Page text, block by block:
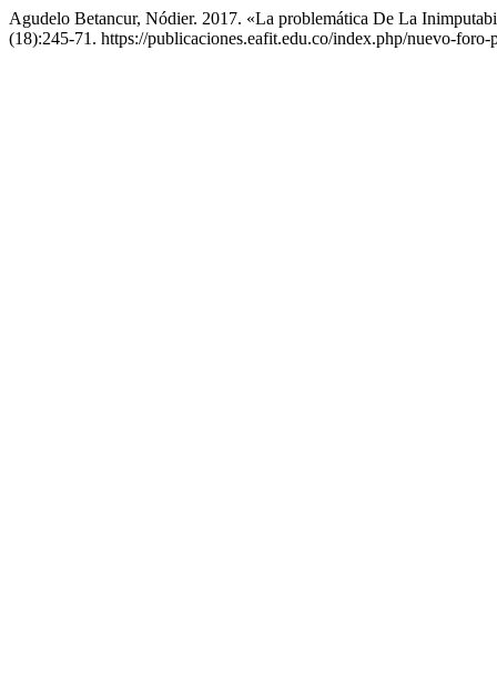
Agudelo Betancur, Nódier. 2017. «La problemática De La
(18):245-71. https://publicaciones.eafit.edu.co/index.php/nuevo-